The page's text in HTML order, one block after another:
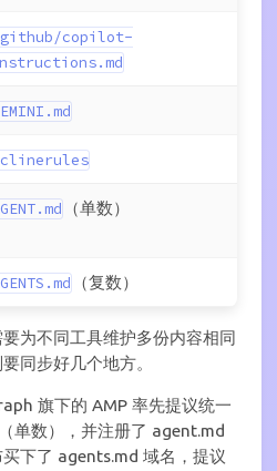
copilot-
（单数）
（复数）
为不同工具维护多份内容相同
同步好几个地方。
旗下的 AMP 率先提议统一
（单数），并注册了 agent.md
下了 agents.md 域名，提议